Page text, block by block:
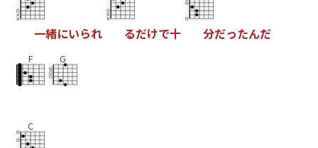
一緒にいられ るだけで十 分だったんだ
F G
C